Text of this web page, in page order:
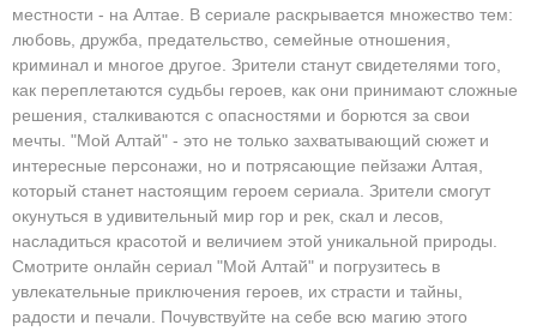
местности - на Алтае. В сериале раскрывается множество тем:
любовь, дружба, предательство, семейные отношения,
криминал и многое другое. Зрители станут свидетелями того,
как переплетаются судьбы героев, как они принимают сложные
решения, сталкиваются с опасностями и борются за свои
мечты. "Мой Алтай" - это не только захватывающий сюжет и
интересные персонажи, но и потрясающие пейзажи Алтая,
который станет настоящим героем сериала. Зрители смогут
окунуться в удивительный мир гор и рек, скал и лесов,
насладиться красотой и величием этой уникальной природы.
Смотрите онлайн сериал "Мой Алтай" и погрузитесь в
увлекательные приключения героев, их страсти и тайны,
радости и печали. Почувствуйте на себе всю магию этого